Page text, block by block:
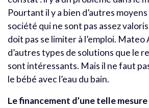
Pourtant il y a bien d’autres
société qui ne sont pas assez
doit pas se limiter à l’emploi.
d’autres types de solutions que le
sont intéressants. Mais il ne faut
le bébé avec l’eau du bain.
Le financement d’une telle mesure